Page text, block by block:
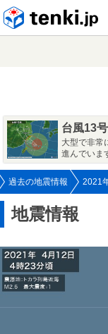
台風13
大型で非常
進んでいま
過去の地震情報 2021
地震情報